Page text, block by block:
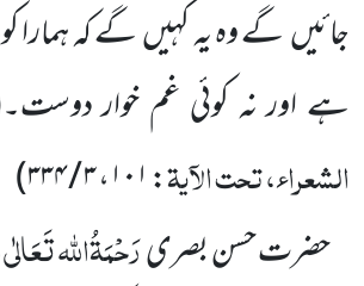
جائیںگے وہ یہ کہیںگے کہ ہمارا
ہے اور نہ کوئی غم خوار دوست۔
الشعراء، تحت الآیۃ:۱۰۱،۳ / ۳۳۴
)
حضرت حسن بصریرَحْمَۃُاللہ